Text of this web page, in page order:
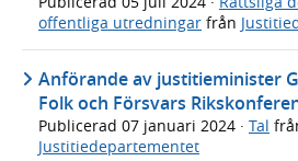
offentliga utredningar från
Anförande av justitieminister
Folk och Försvars
Publicerad 07 januari 2024 · Tal
Justitiedepartementet